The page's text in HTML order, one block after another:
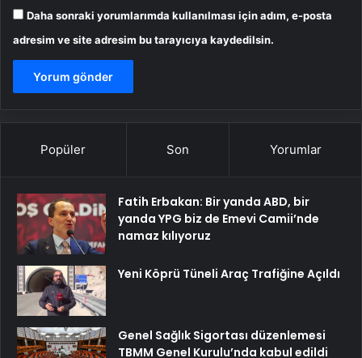
Daha sonraki yorumlarımda kullanılması için adım, e-posta
adresim ve site adresim bu tarayıcıya kaydedilsin.
Popüler Son Yorumlar
Fatih Erbakan: Bir yanda ABD, bir
yanda YPG biz de Emevi Camii’nde
namaz kılıyoruz
Yeni Köprü Tüneli Araç Trafiğine Açıldı
Genel Sağlık Sigortası düzenlemesi
TBMM Genel Kurulu’nda kabul edildi